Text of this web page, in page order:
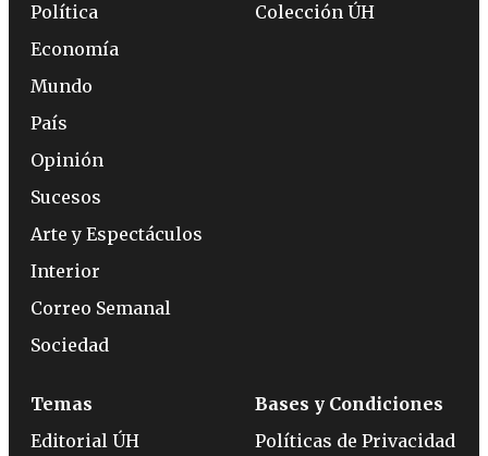
Política
Economía
Mundo
País
Opinión
Sucesos
Arte y Espectáculos
Interior
Correo Semanal
Sociedad
Colección ÚH
Temas
Editorial ÚH
Bases y Condiciones
Políticas de Privacidad